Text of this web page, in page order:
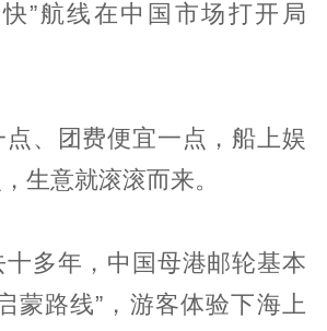
”航线在中国市场打开局
点、团费便宜一点，船上娱
生意就滚滚而来。
多年，中国母港邮轮基本
蒙路线”，游客体验下海上